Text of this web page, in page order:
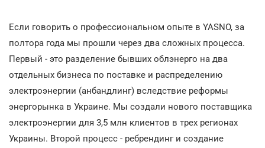
Если говорить о профессиональном опыте в YASNO, за
полтора года мы прошли через два сложных процесса.
Первый - это разделение бывших облэнерго на два
отдельных бизнеса по поставке и распределению
электроэнергии (анбандлинг) вследствие реформы
энергорынка в Украине. Мы создали нового поставщика
электроэнергии для 3,5 млн клиентов в трех регионах
Украины. Второй процесс - ребрендинг и создание